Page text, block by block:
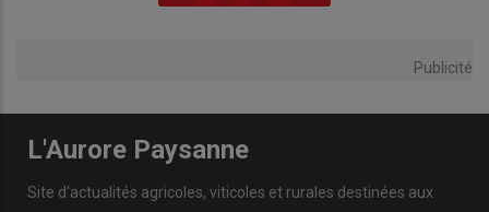
Publicité
L'Aurore Paysanne
Site d'actualités agricoles, viticoles et rurales destinées aux